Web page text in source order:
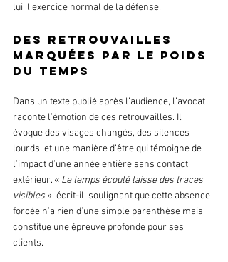
lui, l’exercice normal de la défense.
Des retrouvailles
marquées par le poids
du temps
Dans un texte publié après l’audience, l’avocat
raconte l’émotion de ces retrouvailles. Il
évoque des visages changés, des silences
lourds, et une manière d’être qui témoigne de
l’impact d’une année entière sans contact
extérieur. « Le temps écoulé laisse des traces
visibles », écrit-il, soulignant que cette absence
forcée n’a rien d’une simple parenthèse mais
constitue une épreuve profonde pour ses
clients.